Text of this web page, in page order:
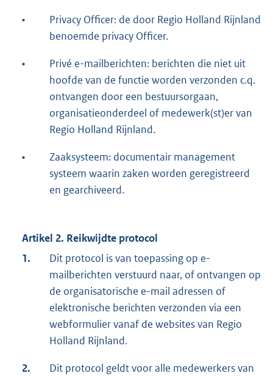
•
Privacy Officer: de door Regio Holland Rijnland
benoemde privacy Officer.
•
Privé e-mailberichten: berichten die niet uit
hoofde van de functie worden verzonden c.q.
ontvangen door een bestuursorgaan,
organisatieonderdeel of medewerk(st)er van
Regio Holland Rijnland.
•
Zaaksysteem: documentair management
systeem waarin zaken worden geregistreerd
en gearchiveerd.
Artikel 2. Reikwijdte protocol
1.
Dit protocol is van toepassing op e-
mailberichten verstuurd naar, of ontvangen op
de organisatorische e-mail adressen of
elektronische berichten verzonden via een
webformulier vanaf de websites van Regio
Holland Rijnland.
2.
Dit protocol geldt voor alle medewerkers van